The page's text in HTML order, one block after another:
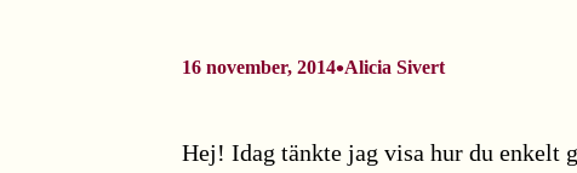
16 november, 2014•Alicia Sivert
Hej! Idag tänkte jag visa hur du enkelt